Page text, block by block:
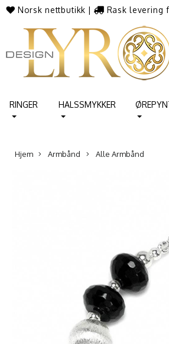
Norsk nettbutikk | Rask levering
RINGER HALSSMYKKER
Hjem Armbånd Alle Armbånd